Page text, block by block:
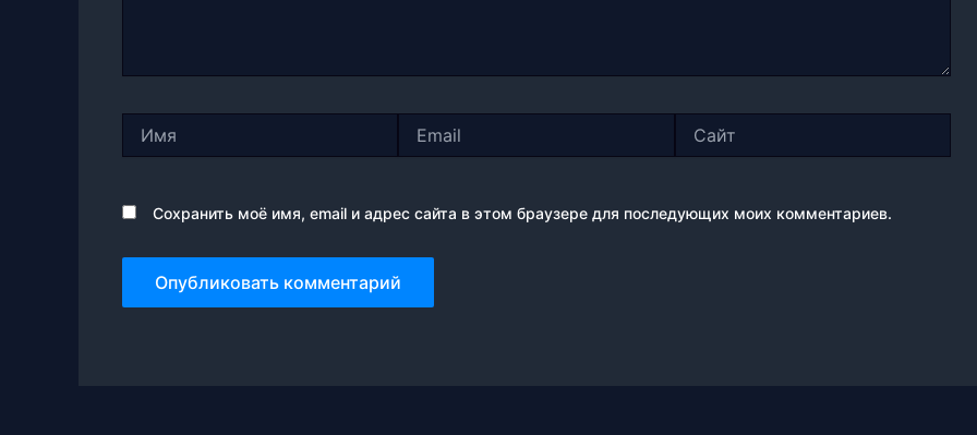
Сохранить моё имя, email и адрес сайта в этом браузере для последующих моих комментариев.